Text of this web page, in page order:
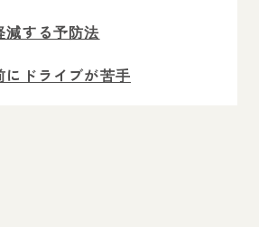
減する予防法
にドライブが苦手